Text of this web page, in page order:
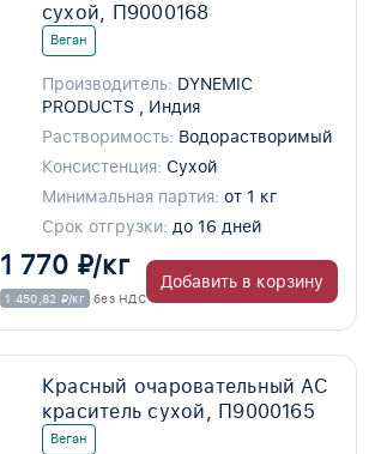
сухой, П9000168
Веган
Производитель: DYNEMIC
PRODUCTS , Индия
Растворимость: Водорастворимый
Консистенция: Сухой
Минимальная партия: от 1 кг
Срок отгрузки: до 16 дней
1 770 ₽/кг
1 450,82 ₽/кг без НДС
Добавить в корзину
Красный очаровательный АС
краситель сухой, П9000165
Веган